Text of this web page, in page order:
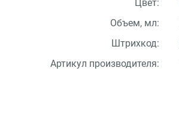
Цвет:
Объем, мл:
Штрихкод:
Артикул производителя: